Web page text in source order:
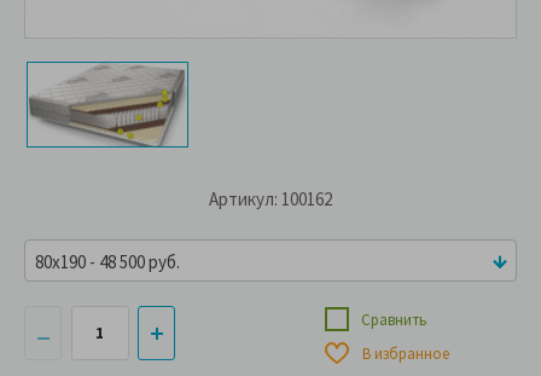
Артикул: 100162
Сравнить
В избранное
80x190 - 48 500 руб.